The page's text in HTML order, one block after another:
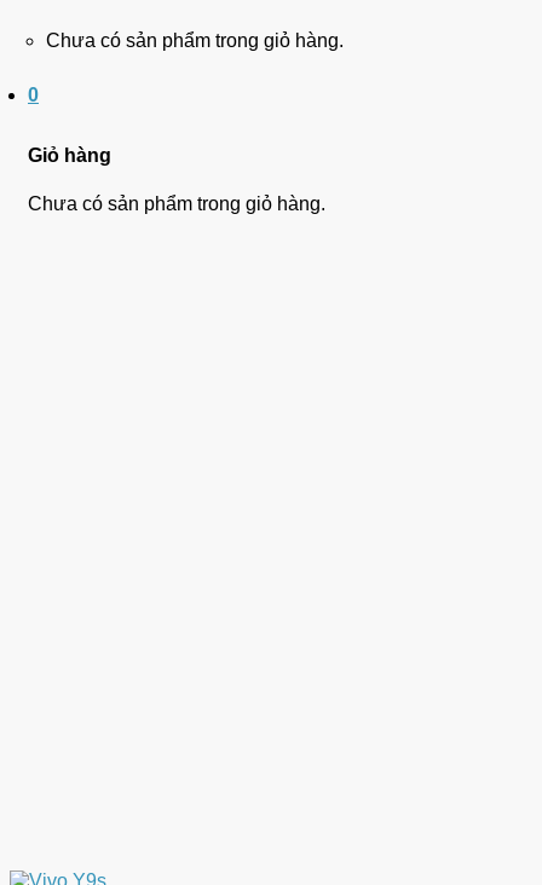
Chưa có sản phẩm trong giỏ hàng.
0
Giỏ hàng
Chưa có sản phẩm trong giỏ hàng.